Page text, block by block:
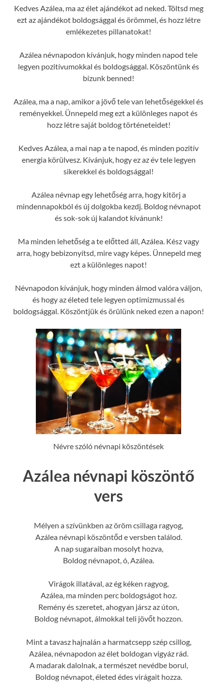
Kedves Azálea, ma az élet ajándékot ad neked. Töltsd meg
ezt az ajándékot boldogsággal és örömmel, és hozz létre
emlékezetes pillanatokat!
Azálea névnapodon kívánjuk, hogy minden napod tele
legyen pozitívumokkal és boldogsággal. Köszöntünk és
bízunk benned!
Azálea, ma a nap, amikor a jövő tele van lehetőségekkel és
reményekkel. Ünnepeld meg ezt a különleges napot és
hozz létre saját boldog történeteidet!
Kedves Azálea, a mai nap a te napod, és minden pozitív
energia körülvesz. Kívánjuk, hogy ez az év tele legyen
sikerekkel és boldogsággal!
Azálea névnap egy lehetőség arra, hogy kitörj a
mindennapokból és új dolgokba kezdj. Boldog névnapot
és sok-sok új kalandot kívánunk!
Ma minden lehetőség a te előtted áll, Azálea. Kész vagy
arra, hogy bebizonyítsd, mire vagy képes. Ünnepeld meg
ezt a különleges napot!
Névnapodon kívánjuk, hogy minden álmod valóra váljon,
és hogy az életed tele legyen optimizmussal és
boldogsággal. Köszöntjük és örülünk neked ezen a napon!
Névre szóló névnapi köszöntések
Azálea névnapi köszöntő
vers
Mélyen a szívünkben az öröm csillaga ragyog,
Azálea névnapi köszöntőd e versben találod.
A nap sugaraiban mosolyt hozva,
Boldog névnapot, ó, Azálea.
Virágok illatával, az ég kéken ragyog,
Azálea, ma minden perc boldogságot hoz.
Remény és szeretet, ahogyan jársz az úton,
Boldog névnapot, álmokkal teli jövőt hozzon.
Mint a tavasz hajnalán a harmatcsepp szép csillog,
Azálea, névnapodon az élet boldogan vigyáz rád.
A madarak dalolnak, a természet nevédbe borul,
Boldog névnapot, életed édes virágait hozza.